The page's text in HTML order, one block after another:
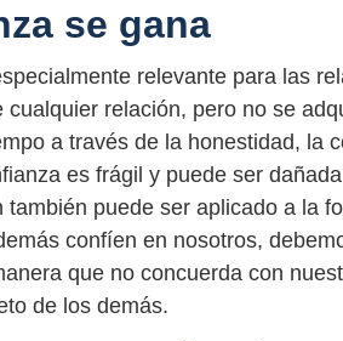
se gana
relevante para las
cualquier relación, pero no se
a través de la honestidad, la
es frágil y puede ser
también puede ser aplicado a la
confíen en nosotros,
que no concuerda con
de los demás.